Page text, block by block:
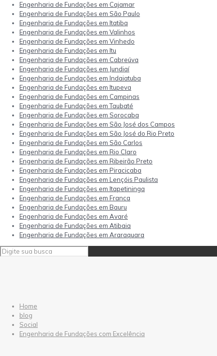
Engenharia de Fundações em Cajamar
Engenharia de Fundações em São Paulo
Engenharia de Fundações em Itatiba
Engenharia de Fundações em Valinhos
Engenharia de Fundações em Vinhedo
Engenharia de Fundações em Itu
Engenharia de Fundações em Cabreúva
Engenharia de Fundações em Jundiaí
Engenharia de Fundações em Indaiatuba
Engenharia de Fundações em Itupeva
Engenharia de Fundações em Campinas
Engenharia de Fundações em Taubaté
Engenharia de Fundações em Sorocaba
Engenharia de Fundações em São José dos Campos
Engenharia de Fundações em São José do Rio Preto
Engenharia de Fundações em São Carlos
Engenharia de Fundações em Rio Claro
Engenharia de Fundações em Ribeirão Preto
Engenharia de Fundações em Piracicaba
Engenharia de Fundações em Lençóis Paulista
Engenharia de Fundações em Itapetininga
Engenharia de Fundações em Franca
Engenharia de Fundações em Bauru
Engenharia de Fundações em Avaré
Engenharia de Fundações em Atibaia
Engenharia de Fundações em Araraquara
Home
blog
Social
Engenharia de Fundações com Excelência